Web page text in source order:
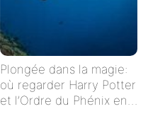
Plongée dans la magie:
où regarder Harry Potter
et l’Ordre du Phénix en